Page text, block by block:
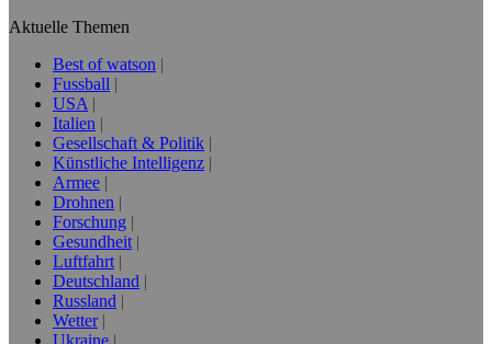
Aktuelle Themen
Best of watson
Fussball
USA
Italien
Gesellschaft & Politik
Künstliche Intelligenz
Armee
Drohnen
Forschung
Gesundheit
Luftfahrt
Deutschland
Russland
Wetter
Ukraine